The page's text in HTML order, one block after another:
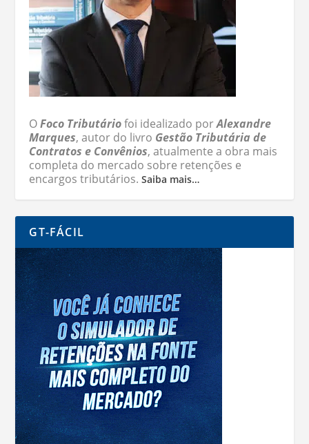
OFoco Tributáriofoi idealizado porAlexandre
Marques, autor do livro Gestão Tributária de
Contratos e Convênios, atualmente a obra mais
completa do mercado sobre retenções e
encargos tributários.Saiba mais…
GT-FÁCIL